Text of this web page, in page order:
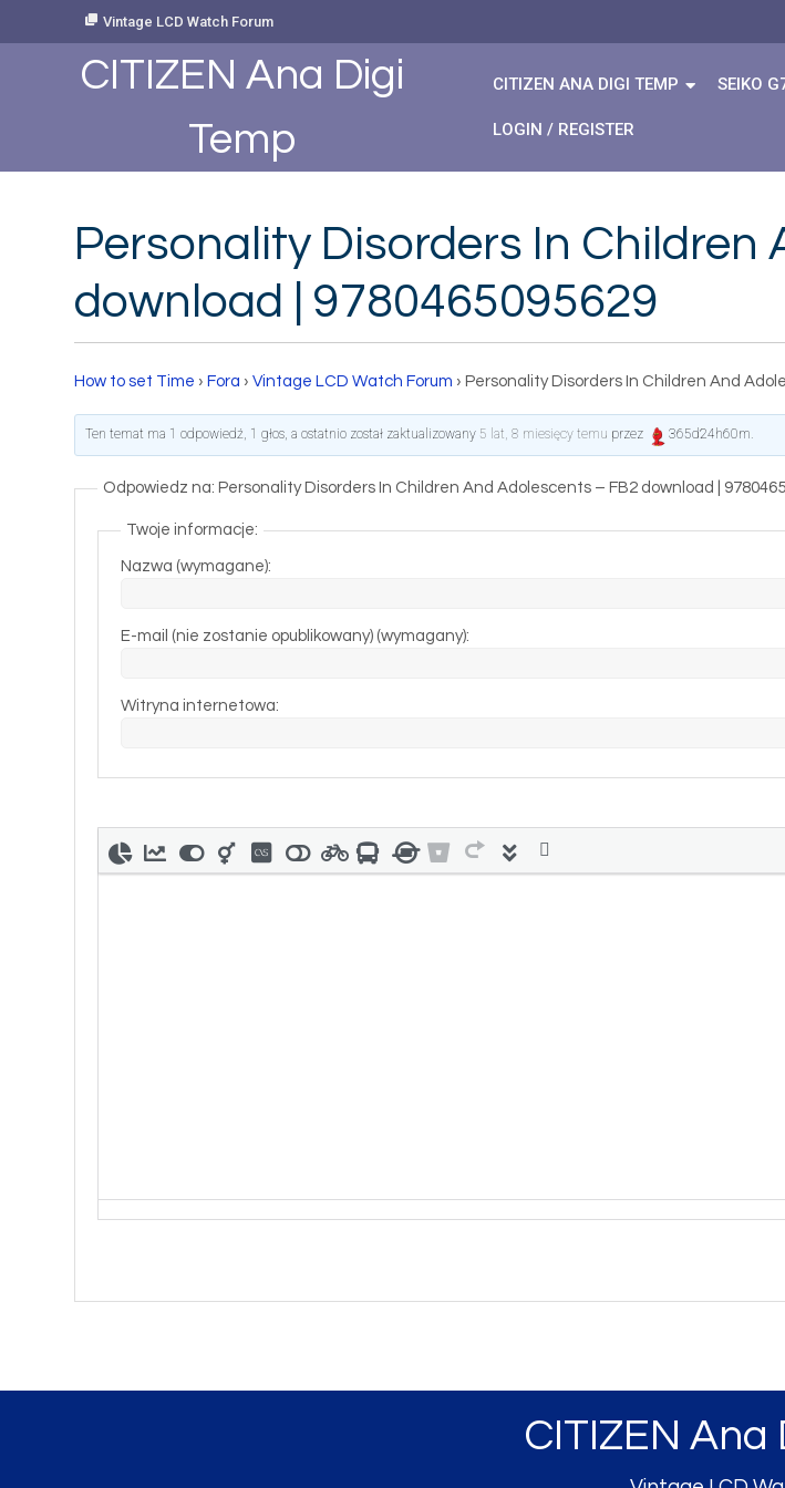
Vintage LCD Watch Forum
CITIZEN Ana Digi
Temp
CITIZEN ANA DIGI TEMP SEIKO
LOGIN / REGISTER
Personality Disorders In Children
download | 9780465095629
How to set Time › Fora › Vintage LCD Watch Forum › Personality Disorders In Children And
Ten temat ma 1 odpowiedź, 1 głos, a ostatnio został zaktualizowany 5 lat, 8 miesięcy temu przez 365d24h60m.
Odpowiedz na: Personality Disorders In Children And Adolescents – FB2 download |
Twoje informacje:
Nazwa (wymagane):
E-mail (nie zostanie opublikowany) (wymagany):
Witryna internetowa:
CITIZEN Ana